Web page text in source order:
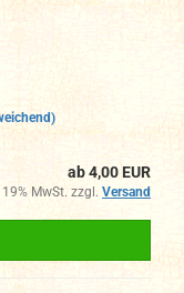
ab 4,00 EUR
MwSt. zzgl. Versand